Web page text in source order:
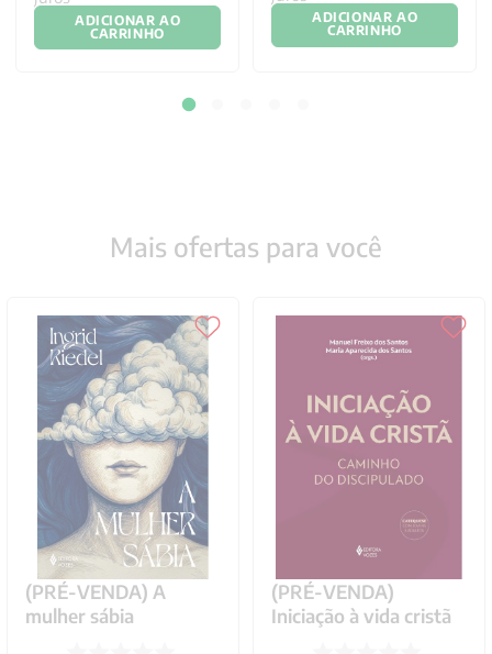
ADICIONAR AO
CARRINHO
ADICIONAR AO
CARRINHO
Mais ofertas para você
(PRÉ-VENDA) A
mulher sábia
(PRÉ-VENDA)
Iniciação à vida cristã